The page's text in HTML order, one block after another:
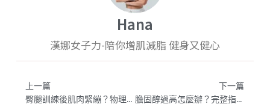
Hana
漢娜女子力-陪你增肌減脂 健身又健心
上一篇
臀腿訓練後肌肉緊繃？物理治療師「四原則」放鬆筋膜、改善痠痛避免受傷
下一篇
膽固醇過高怎麼辦？完整指南：正常值、降膽固醇食物與運動方法一次看懂